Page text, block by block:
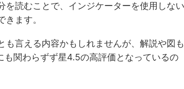
を読むことで、インジケーターを使用しない
ます。
も言える内容かもしれませんが、解説や図も
関わらずず星4.5の高評価となっているの